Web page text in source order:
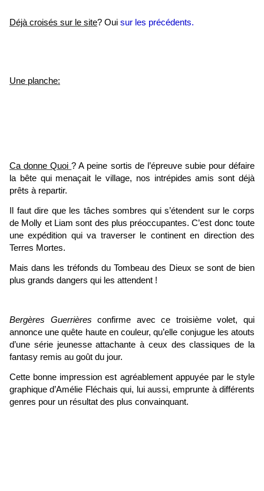
Déjà croisés sur le site? Oui sur les précédents.
Une planche:
Ca donne Quoi? A peine sortis de l’épreuve subie pour défaire
la bête qui menaçait le village, nos intrépides amis sont déjà
prêts à repartir.
Il faut dire que les tâches sombres qui s’étendent sur le corps
de Molly et Liam sont des plus préoccupantes. C’est donc toute
une expédition qui va traverser le continent en direction des
Terres Mortes.
Mais dans les tréfonds du Tombeau des Dieux se sont de bien
plus grands dangers qui les attendent !
Bergères Guerrières confirme avec ce troisième volet, qui
annonce une quête haute en couleur, qu’elle conjugue les atouts
d’une série jeunesse attachante à ceux des classiques de la
fantasy remis au goût du jour.
Cette bonne impression est agréablement appuyée par le style
graphique d’Amélie Fléchais qui, lui aussi, emprunte à différents
genres pour un résultat des plus convainquant.